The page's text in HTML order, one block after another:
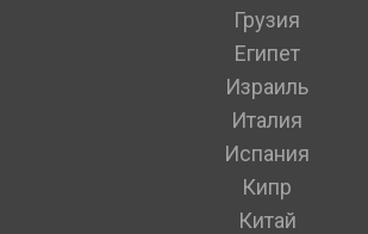
Грузия
Египет
Израиль
Италия
Испания
Кипр
Китай